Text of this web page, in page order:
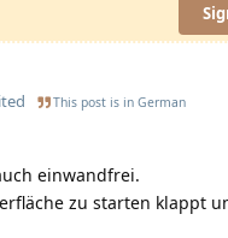
This post is in German
einwandfrei.
zu starten klappt